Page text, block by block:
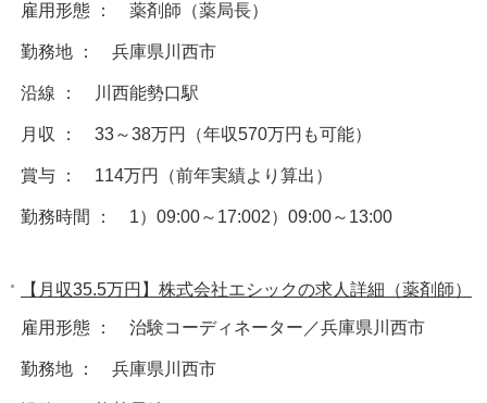
雇用形態 ： 薬剤師（薬局長）
勤務地 ： 兵庫県川西市
沿線 ： 川西能勢口駅
月収 ： 33～38万円（年収570万円も可能）
賞与 ： 114万円（前年実績より算出）
勤務時間 ： 1）09:00～17:002）09:00～13:00
【月収35.5万円】株式会社エシックの求人詳細（薬剤師）
雇用形態 ： 治験コーディネーター／兵庫県川西市
勤務地 ： 兵庫県川西市